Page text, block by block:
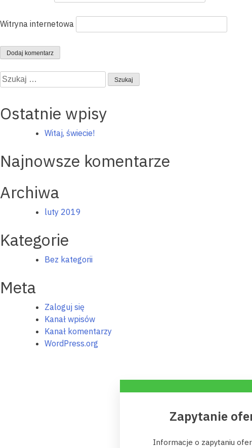
Witryna internetowa
Szukaj:
Ostatnie wpisy
Witaj, świecie!
Najnowsze komentarze
Archiwa
luty 2019
Kategorie
Bez kategorii
Meta
Zaloguj się
Kanał wpisów
Kanał komentarzy
WordPress.org
Zapytanie
Informacje o zapytaniu